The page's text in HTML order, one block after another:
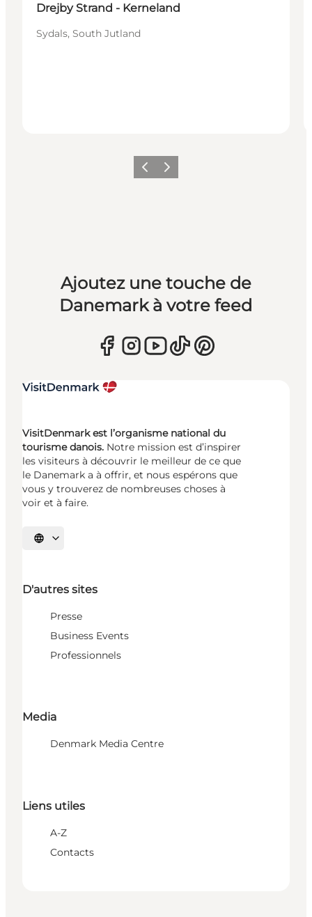
Drejby Strand - Kerneland
Sydals, South Jutland
PrécédentSuivant
Ajoutez une touche de
Danemark à votre feed
VisitDenmark est l’organisme national du
tourisme danois. Notre mission est d’inspirer
les visiteurs à découvrir le meilleur de ce que
le Danemark a à offrir, et nous espérons que
vous y trouverez de nombreuses choses à
voir et à faire.
Choisissez la langue
D'autres sites
Presse
Business Events
Professionnels
Media
Denmark Media Centre
Liens utiles
A-Z
Contacts